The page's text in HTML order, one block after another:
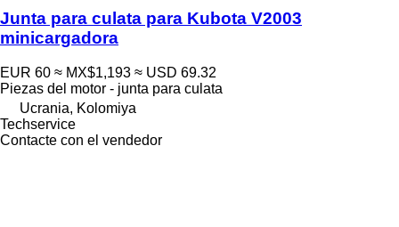
Junta para culata para Kubota V2003
minicargadora
EUR 60 ≈ MX$1,193 ≈ USD 69.32
Piezas del motor - junta para culata
Ucrania, Kolomiya
Techservice
Contacte con el vendedor